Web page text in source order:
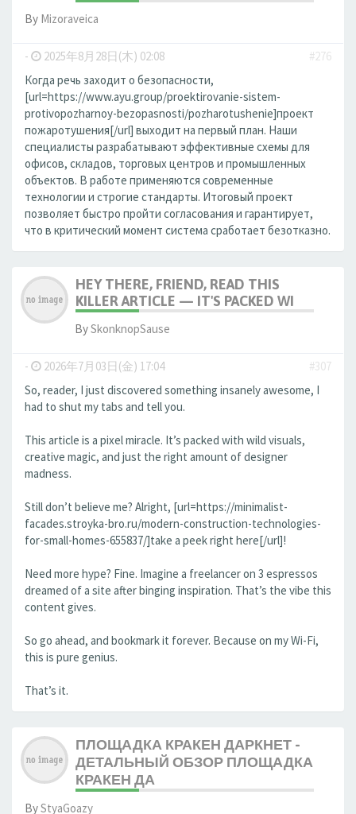
By Mizoraveica
- 2025年8月28日(木) 02:08
#276
Когда речь заходит о безопасности,
[url=https://www.ayu.group/proektirovanie-sistem-
protivopozharnoy-bezopasnosti/pozharotushenie]проект
пожаротушения[/url] выходит на первый план. Наши
специалисты разрабатывают эффективные схемы для
офисов, складов, торговых центров и промышленных
объектов. В работе применяются современные
технологии и строгие стандарты. Итоговый проект
позволяет быстро пройти согласования и гарантирует,
что в критический момент система сработает безотказно.
HEY THERE, FRIEND, READ THIS
KILLER ARTICLE — IT'S PACKED WI
BySkonknopSause
- 2026年7月03日(金) 17:04
#307
So, reader, I just discovered something insanely awesome, I
had to shut my tabs and tell you.
This article is a pixel miracle. It’s packed with wild visuals,
creative magic, and just the right amount of designer
madness.
Still don’t believe me? Alright, [url=https://minimalist-
facades.stroyka-bro.ru/modern-construction-technologies-
for-small-homes-655837/]take a peek right here[/url]!
Need more hype? Fine. Imagine a freelancer on 3 espressos
dreamed of a site after binging inspiration. That’s the vibe this
content gives.
So go ahead, and bookmark it forever. Because on my Wi-Fi,
this is pure genius.
That’s it.
ПЛОЩАДКА КРАКЕН ДАРКНЕТ -
ДЕТАЛЬНЫЙ ОБЗОР ПЛОЩАДКА
КРАКЕН ДА
ByStyaGoazy